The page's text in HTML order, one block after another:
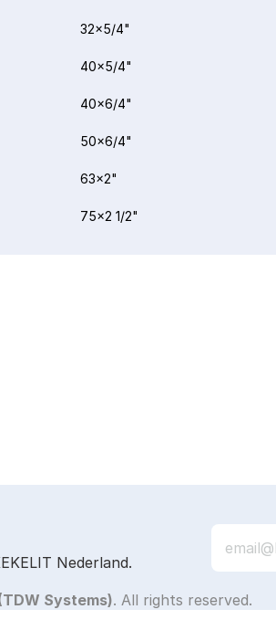
32x5/4"
40x5/4"
40x6/4"
50x6/4"
63x2"
75x2 1/2"
Nederland.
Systems). All rights reserved.